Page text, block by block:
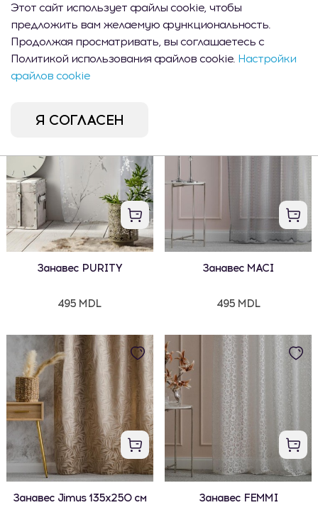
Занавес TEARSY
1 120 MDL
Занавес REINI
Занавес PURITY
495 MDL
Занавес MACI
495 MDL
Занавес Jimus 135x250 см Занавес FEMMI
Этот сайт использует файлы cookie, чтобы
предложить вам желаемую функциональность.
Продолжая просматривать, вы соглашаетесь с
Политикой использования файлов cookie. Настройки
файлов cookie
Я СОГЛАСЕН